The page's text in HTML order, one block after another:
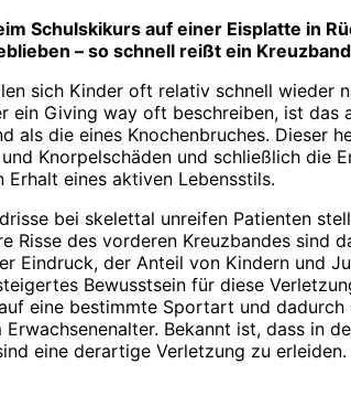
Schulskikurs auf einer Eisplatte in
– so schnell reißt ein
sich Kinder oft relativ schnell wieder
ein Giving way oft beschreiben, ist
als die eines Knochenbruches. Dieser
Knorpelschäden und schließlich die
eines aktiven Lebensstils.
bei skelettal unreifen Patienten
des vorderen Kreuzbandes sind
Eindruck, der Anteil von Kindern und
Bewusstsein für diese
eine bestimmte Sportart und
Bekannt ist, dass in
eine derartige Verletzung zu erleiden.